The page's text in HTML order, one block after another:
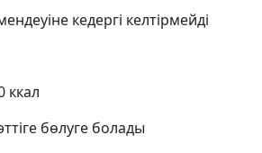
кедергі келтірмейді
ккал
бөлуге болады